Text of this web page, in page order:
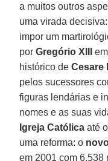
a muitos outros
uma virada
impor um
porGregório XIII
histórico deCesare
pelos sucessores
figuras lendárias e
nomes e as suas
Igreja Católica até
uma reforma: o
em 2001 com 6.538